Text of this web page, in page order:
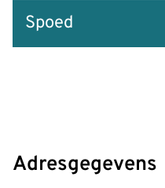
Spoed
Adresgegevens